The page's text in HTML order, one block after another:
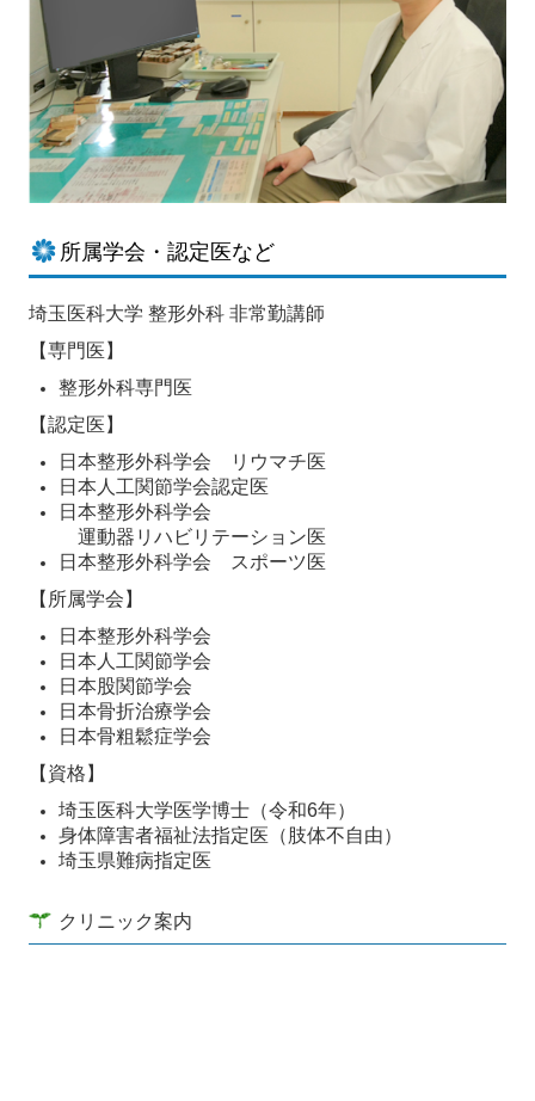
クリニック案内
所属学会・認定医など
埼玉医科大学 整形外科 非常勤講師
【専門医】
整形外科専門医
【認定医】
日本整形外科学会 リウマチ医
日本人工関節学会認定医
日本整形外科学会
運動器リハビリテーション医
日本整形外科学会 スポーツ医
【所属学会】
日本整形外科学会
日本人工関節学会
日本股関節学会
日本骨折治療学会
日本骨粗鬆症学会
【資格】
埼玉医科大学医学博士（令和6年）
身体障害者福祉法指定医（肢体不自由）
埼玉県難病指定医